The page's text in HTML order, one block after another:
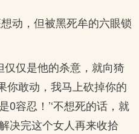
动，但被黑死牟的六眼锁
仅仅是他的杀意，就向猗
敢动，我马上砍掉你的
0容忍！’‘不想死的话，就
决完这个女人再来收拾